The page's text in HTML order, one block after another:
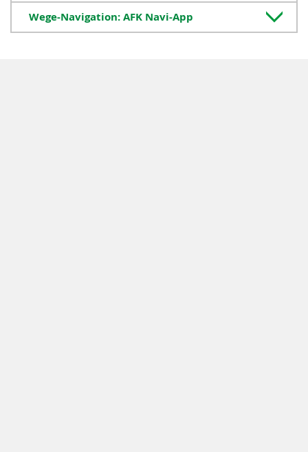
Wege-Navigation: AFK Navi-App